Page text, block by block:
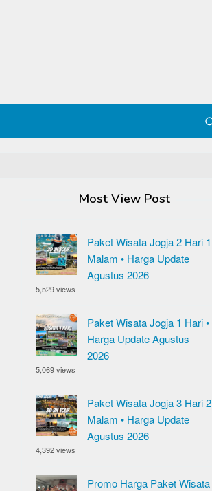
Most View Post
Paket Wisata Jogja 2 Hari 1
Malam • Harga Update
Agustus 2026
5,529 views
Paket Wisata Jogja 1 Hari •
Harga Update Agustus
2026
5,069 views
Paket Wisata Jogja 3 Hari 2
Malam • Harga Update
Agustus 2026
4,392 views
Promo Harga Paket Wisata